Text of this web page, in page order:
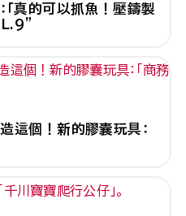
「真的可以抓魚！壓鑄製
這個！新的膠囊玩具：